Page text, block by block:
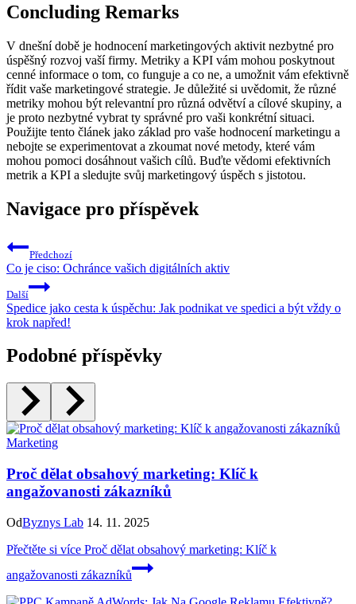
Concluding Remarks
V dnešní době je hodnocení marketingových aktivit nezbytné pro
úspěšný rozvoj vaší firmy. Metriky a KPI vám mohou poskytnout
cenné informace o tom, co funguje a co ne, a umožnit vám efektivně
řídit vaše marketingové strategie. Je důležité si uvědomit, že různé
metriky mohou být relevantní pro různá odvětví a cílové skupiny, a
je proto nezbytné vybrat ty správné pro vaši konkrétní situaci.
Použijte tento článek jako základ pro vaše hodnocení marketingu a
nebojte se experimentovat a zkoumat nové metody, které vám
mohou pomoci dosáhnout vašich cílů. Buďte vědomi efektivních
metrik a KPI a sledujte svůj marketingový úspěch s jistotou.
Navigace pro příspěvek
Předchozí
Co je ciso: Ochránce vašich digitálních aktiv
Další
Spedice jako cesta k úspěchu: Jak podnikat ve spedici a být vždy o
krok napřed!
Podobné příspěvky
Marketing
Proč dělat obsahový marketing: Klíč k
angažovanosti zákazníků
OdByznys Lab 14. 11. 2025
Přečtěte si více Proč dělat obsahový marketing: Klíč k
angažovanosti zákazníků